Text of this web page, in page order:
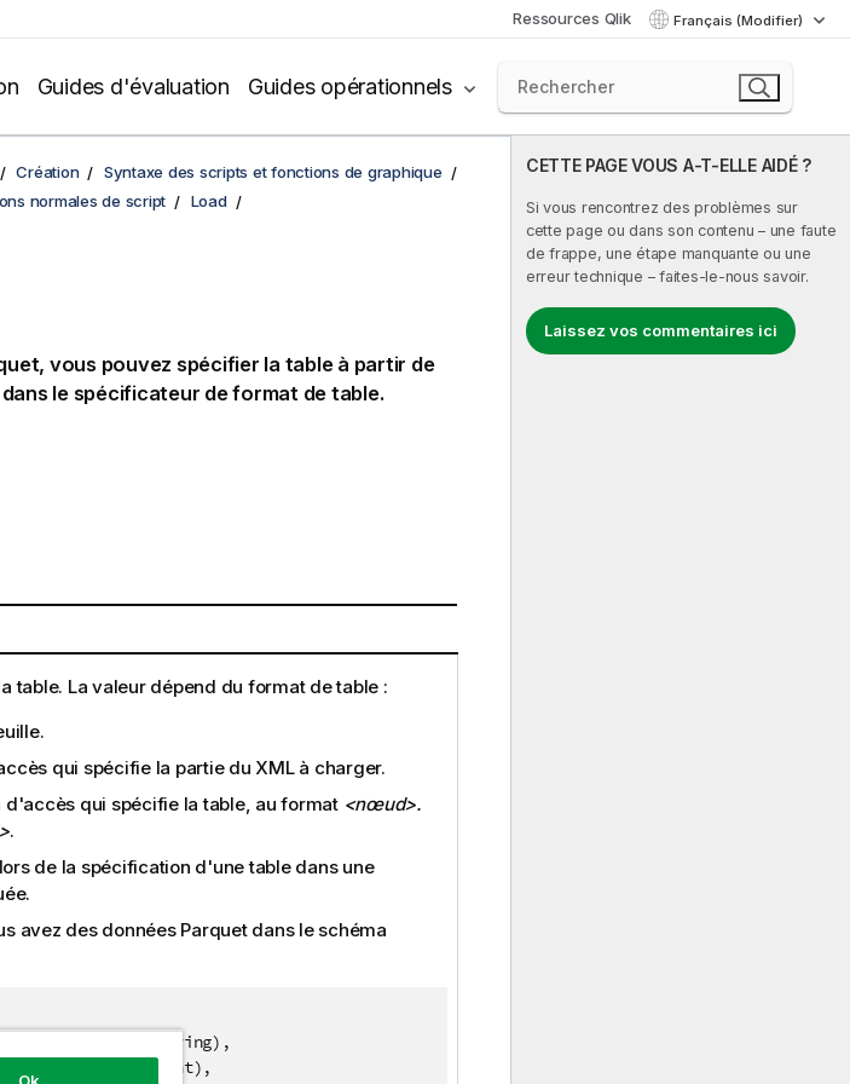
Ressources Qlik Français (Modifier)
Guides d'évaluation Guides opérationnels
CETTE PAGE VOUS A-T-ELLE AIDÉ ?
Si vous rencontrez des problèmes sur
cette page ou dans son contenu – une faute
de frappe, une étape manquante ou une
erreur technique – faites-le-nous savoir.
Laissez vos commentaires ici
Création
Syntaxe des scripts et fonctions de graphique
normales de script
Load
vous pouvez spécifier la table à partir de
le spécificateur de format de table.
table. La valeur dépend du format de table :
qui spécifie la partie du XML à charger.
d'accès qui spécifie la table, au format <nœud>.
.
lors de la spécification d'une table dans une
avez des données Parquet dans le schéma
datatype: String),
datatype: Float),